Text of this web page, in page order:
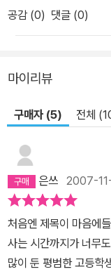
세계를 그리며 읽는 사
될 것이다. 그리고 주
이다. 가장 단순한 이
것처럼 새로운 희망과
며 새로운 것을 받아들
작품들로 사랑을 받아
고 오래된 스포츠의 세
순간의 진리가 담겨 있
성인들은 '오로지 그것
과 용기의 바람을 맛보
길'에 첫 발자국을 힘차
다.
공감 (0) 댓글 (0)
마이리뷰
구매자 (5) 전체
은쓰 2007-
처음엔 제목이 마음에
사는 시간까지가 너무
많이 둔 평범한 고등학